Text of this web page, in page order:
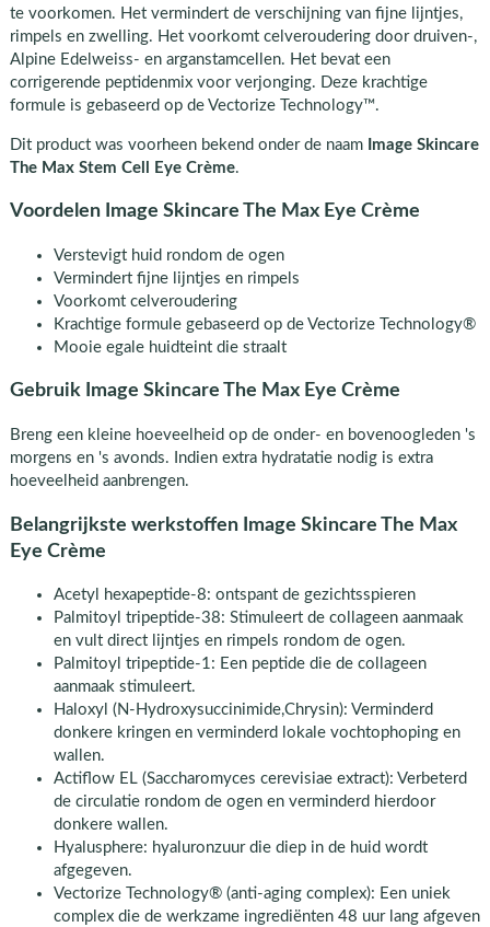
te voorkomen. Het vermindert de verschijning van fijne lijntjes,
rimpels en zwelling. Het voorkomt celveroudering door druiven-,
Alpine Edelweiss- en arganstamcellen. Het bevat een
corrigerende peptidenmix voor verjonging. Deze krachtige
formule is gebaseerd op de Vectorize Technology™.
Dit product was voorheen bekend onder de naam Image Skincare
The Max Stem Cell Eye Crème.
Voordelen Image Skincare The Max Eye Crème
Verstevigt huid rondom de ogen
Vermindert fijne lijntjes en rimpels
Voorkomt celveroudering
Krachtige formule gebaseerd op de Vectorize Technology®
Mooie egale huidteint die straalt
Gebruik Image Skincare The Max Eye Crème
Breng een kleine hoeveelheid op de onder- en bovenoogleden 's
morgens en 's avonds. Indien extra hydratatie nodig is extra
hoeveelheid aanbrengen.
Belangrijkste werkstoffen Image Skincare The Max
Eye Crème
Acetyl hexapeptide-8: ontspant de gezichtsspieren
Palmitoyl tripeptide-38: Stimuleert de collageen aanmaak
en vult direct lijntjes en rimpels rondom de ogen.
Palmitoyl tripeptide-1: Een peptide die de collageen
aanmaak stimuleert.
Haloxyl (N-Hydroxysuccinimide,Chrysin): Verminderd
donkere kringen en verminderd lokale vochtophoping en
wallen.
Actiflow EL (Saccharomyces cerevisiae extract): Verbeterd
de circulatie rondom de ogen en verminderd hierdoor
donkere wallen.
Hyalusphere: hyaluronzuur die diep in de huid wordt
afgegeven.
Vectorize Technology® (anti-aging complex): Een uniek
complex die de werkzame ingrediënten 48 uur lang afgeven